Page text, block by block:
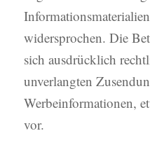
widersprochen. Die
sich ausdrücklich
unverlangten
Werbeinformationen,
vor.